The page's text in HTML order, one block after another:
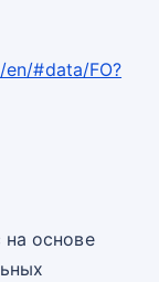
#data/FO?
на основе